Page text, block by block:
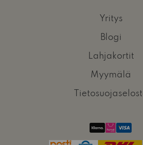
Yritys
Blogi
Lahjakortit
Myymälä